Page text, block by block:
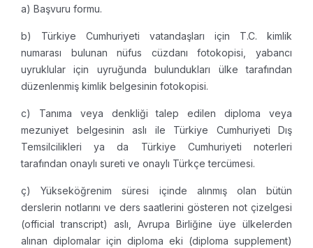
a) Başvuru formu.
b) Türkiye Cumhuriyeti vatandaşları için T.C. kimlik
numarası bulunan nüfus cüzdanı fotokopisi, yabancı
uyruklular için uyruğunda bulundukları ülke tarafından
düzenlenmiş kimlik belgesinin fotokopisi.
c) Tanıma veya denkliği talep edilen diploma veya
mezuniyet belgesinin aslı ile Türkiye Cumhuriyeti Dış
Temsilcilikleri ya da Türkiye Cumhuriyeti noterleri
tarafından onaylı sureti ve onaylı Türkçe tercümesi.
ç) Yükseköğrenim süresi içinde alınmış olan bütün
derslerin notlarını ve ders saatlerini gösteren not çizelgesi
(official transcript) aslı, Avrupa Birliğine üye ülkelerden
alınan diplomalar için diploma eki (diploma supplement)